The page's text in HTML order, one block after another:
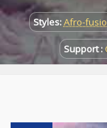
Styles:Afro-
Support :